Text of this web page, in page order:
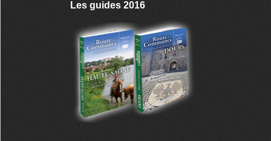
Les guides 2016